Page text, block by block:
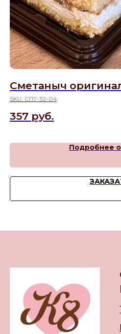
Сметаныч
SKU: СПТ-32-04
357 руб.
Подробнее